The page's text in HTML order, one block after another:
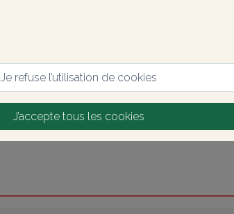
Je refuse l’utilisation de cookies
J’accepte tous les cookies